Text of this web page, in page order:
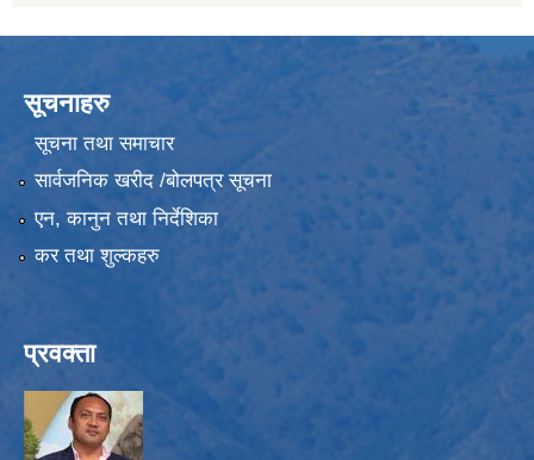
सूचनाहरु
सूचना तथा समाचार
सार्वजनिक खरीद /बोलपत्र सूचना
एन, कानुन तथा निर्देशिका
कर तथा शुल्कहरु
प्रवक्ता